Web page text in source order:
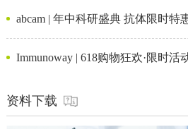
abcam | 年中科研盛典 抗体限时特
Immunoway | 618购物狂欢·限时活
资料下载